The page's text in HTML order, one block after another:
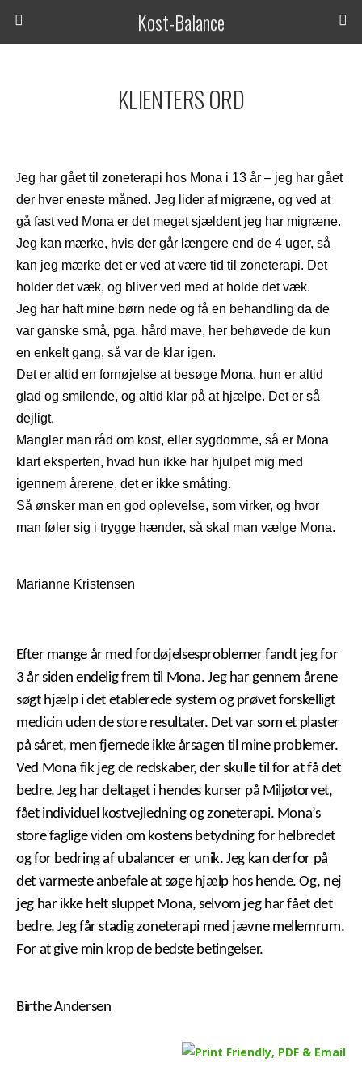
Kost-Balance
KLIENTERS ORD
Jeg har gået til zoneterapi hos Mona i 13 år – jeg har gået
der hver eneste måned. Jeg lider af migræne, og ved at
gå fast ved Mona er det meget sjældent jeg har migræne.
Jeg kan mærke, hvis der går længere end de 4 uger, så
kan jeg mærke det er ved at være tid til zoneterapi. Det
holder det væk, og bliver ved med at holde det væk.
Jeg har haft mine børn nede og få en behandling da de
var ganske små, pga. hård mave, her behøvede de kun
en enkelt gang, så var de klar igen.
Det er altid en fornøjelse at besøge Mona, hun er altid
glad og smilende, og altid klar på at hjælpe. Det er så
dejligt.
Mangler man råd om kost, eller sygdomme, så er Mona
klart eksperten, hvad hun ikke har hjulpet mig med
igennem årerene, det er ikke småting.
Så ønsker man en god oplevelse, som virker, og hvor
man føler sig i trygge hænder, så skal man vælge Mona.
Marianne Kristensen
Efter mange år med fordøjelsesproblemer fandt jeg for
3 år siden endelig frem til Mona. Jeg har gennem årene
søgt hjælp i det etablerede system og prøvet forskelligt
medicin uden de store resultater. Det var som et plaster
på såret, men fjernede ikke årsagen til mine problemer.
Ved Mona fik jeg de redskaber, der skulle til for at få det
bedre. Jeg har deltaget i hendes kurser på Miljøtorvet,
fået individuel kostvejledning og zoneterapi. Mona’s
store faglige viden om kostens betydning for helbredet
og for bedring af ubalancer er unik. Jeg kan derfor på
det varmeste anbefale at søge hjælp hos hende. Og, nej
jeg har ikke helt sluppet Mona, selvom jeg har fået det
bedre. Jeg får stadig zoneterapi med jævne mellemrum.
For at give min krop de bedste betingelser.
Birthe Andersen